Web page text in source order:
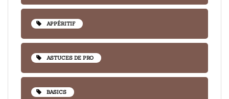
APPÉRITIF
ASTUCES DE PRO
BASICS